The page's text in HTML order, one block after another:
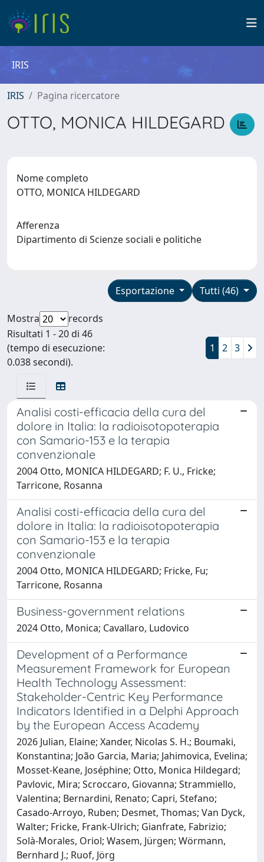
IRIS
IRIS Pagina ricercatore
OTTO, MONICA HILDEGARD
Nome completo
OTTO, MONICA HILDEGARD
Afferenza
Dipartimento di Scienze sociali e politiche
Tutti (46)
Esportazione
Mostra
records
Risultati 1 - 20 di 46
(tempo di esecuzione:
0.038 secondi).
1 2 3
Analisi costi-efficacia della cura del
dolore in Italia: la radioisotopoterapia
con Samario-153 e la terapia
convenzionale
2004 Otto, MONICA HILDEGARD; F. U., Fricke;
Tarricone, Rosanna
Analisi costi-efficacia della cura del
dolore in Italia: la radioisotopoterapia
con Samario-153 e la terapia
convenzionale
2004 Otto, MONICA HILDEGARD; Fricke, Fu;
Tarricone, Rosanna
Business-government relations
2024 Otto, Monica; Cavallaro, Ludovico
Development of a Performance
Measurement Framework for European
Health Technology Assessment:
Stakeholder-Centric Key Performance
Indicators Identified in a Delphi Approach
by the European Access Academy
2026 Julian, Elaine; Xander, Nicolas S. H.; Boumaki,
Konstantina; João Garcia, Maria; Jahimovica, Evelina;
Mosset-Keane, Joséphine; Otto, Monica Hildegard;
Pavlovic, Mira; Scroccaro, Giovanna; Strammiello,
Valentina; Bernardini, Renato; Capri, Stefano;
Casado-Arroyo, Ruben; Desmet, Thomas; Van Dyck,
Walter; Fricke, Frank-Ulrich; Gianfrate, Fabrizio;
Solà-Morales, Oriol; Wasem, Jürgen; Wörmann,
Bernhard J.; Ruof, Jörg